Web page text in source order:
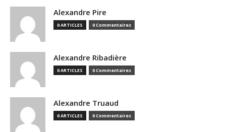
Alexandre Pire
0 ARTICLES 0 Commentaires
Alexandre Ribadière
0 ARTICLES 0 Commentaires
Alexandre Truaud
0 ARTICLES 0 Commentaires